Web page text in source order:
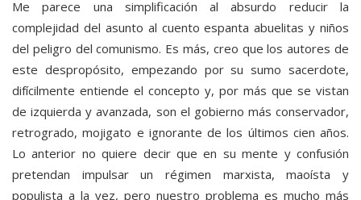
Me parece una simplificación al absurdo reducir la
complejidad del asunto al cuento espanta abuelitas y niños
del peligro del comunismo. Es más, creo que los autores de
este despropósito, empezando por su sumo sacerdote,
difícilmente entiende el concepto y, por más que se vistan
de izquierda y avanzada, son el gobierno más conservador,
retrogrado, mojigato e ignorante de los últimos cien años.
Lo anterior no quiere decir que en su mente y confusión
pretendan impulsar un régimen marxista, maoísta y
populista a la vez, pero nuestro problema es mucho más